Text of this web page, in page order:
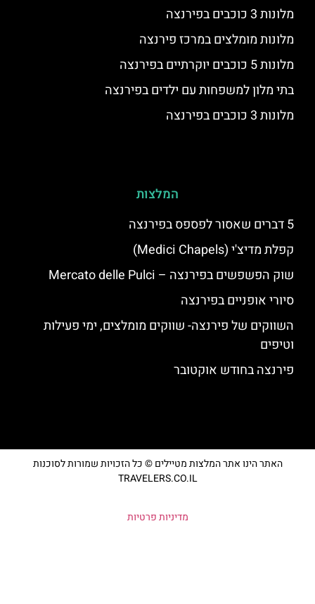
מלונות 3 כוכבים בפירנצה
מלונות מומלצים במרכז פירנצה
מלונות 5 כוכבים יוקרתיים בפירנצה
בתי מלון למשפחות עם ילדים בפירנצה
מלונות 3 כוכבים בפירנצה
המלצות
5 דברים שאסור לפספס בפירנצה
קפלת מדיצ'י (Medici Chapels)
שוק הפשפשים בפירנצה – Mercato delle Pulci
סיורי אופניים בפירנצה
השווקים של פירנצה- שווקים מומלצים, ימי פעילות
וטיפים
פירנצה בחודש אוקטובר
האתר הינו אתר המלצות מטיילים © כל הזכויות שמורות לסוכנות
TRAVELERS.CO.IL
מדיניות פרטיות